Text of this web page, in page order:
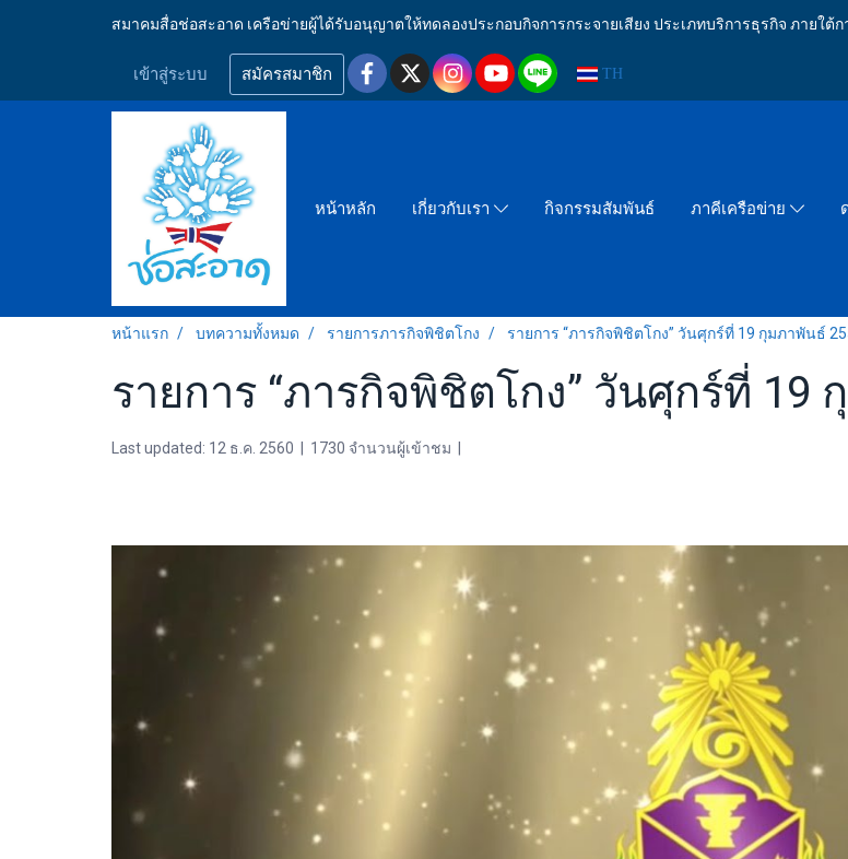
สมาคมสื่อช่อสะอาด เครือข่ายผู้ได้รับอนุญาตให้ทดลองประกอบกิจการกระจายเสียง ประเภทบริการธุรกิจ ภาย
เข้าสู่ระบบ สมัครสมาชิก TH
หน้าหลัก เกี่ยวกับเรา กิจกรรมสัมพันธ์ ภาคีเครือข่าย
หน้าแรก บทความทั้งหมด รายการภารกิจพิชิตโกง รายการ “ภารกิจพิชิตโกง” วันศุกร์ที่ 19 กุมภาพันธ์
รายการ “ภารกิจพิชิตโกง” วันศุกร์ที่ 19
Last updated: 12 ธ.ค. 2560 1730 จำนวนผู้เข้าชม